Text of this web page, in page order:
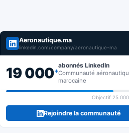
Aeronautique.ma
linkedin.com/company/aeronautique-ma
19 000+
abonnés LinkedIn
Communauté
marocaine
Objectif 25
Rejoindre la communauté